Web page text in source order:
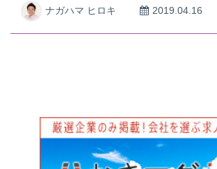
ナガハマ ヒロキ 2019.04.16